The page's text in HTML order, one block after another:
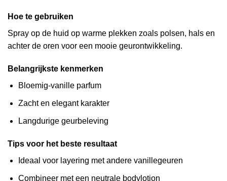
Hoe te gebruiken
Spray op de huid op warme plekken zoals polsen, hals en
achter de oren voor een mooie geurontwikkeling.
Belangrijkste kenmerken
Bloemig-vanille parfum
Zacht en elegant karakter
Langdurige geurbeleving
Tips voor het beste resultaat
Ideaal voor layering met andere vanillegeuren
Combineer met een neutrale bodylotion